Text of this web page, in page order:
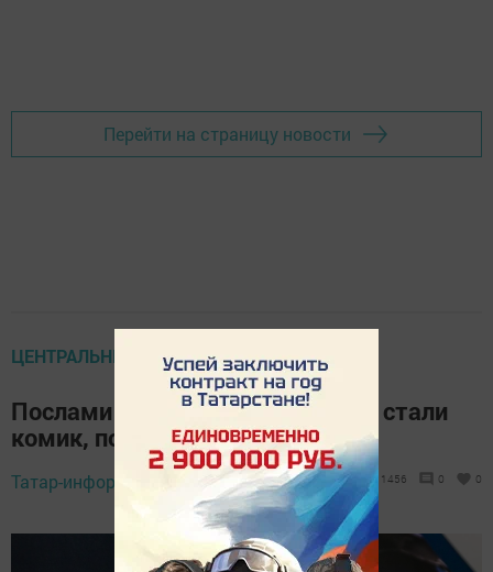
Перейти на страницу новости
ЦЕНТРАЛЬНЫЕ НОВОСТИ
Послами WorldSkills Kazan 2019 стали
комик, повар и космонавт
Татар-информ, 4 февраля 2019 - 08:40 1456 0 0